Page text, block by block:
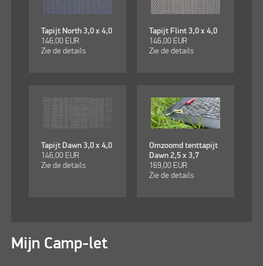
Tapijt North 3,0 x 4,0
146,00 EUR
Zie de details
Tapijt Flint 3,0 x 4,0
146,00 EUR
Zie de details
Tapijt Dawn 3,0 x 4,0
146,00 EUR
Zie de details
Omzoomd tenttapijt
Dawn 2,5 x 3,7
169,00 EUR
Zie de details
Mijn Camp-let